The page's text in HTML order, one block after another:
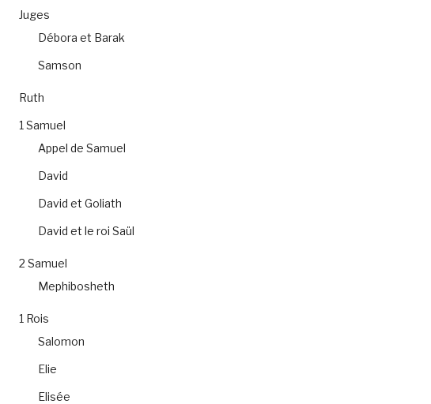
Juges
Débora et Barak
Samson
Ruth
1 Samuel
Appel de Samuel
David
David et Goliath
David et le roi Saül
2 Samuel
Mephibosheth
1 Rois
Salomon
Elie
Elisée